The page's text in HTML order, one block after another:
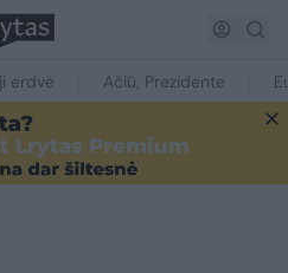
erdvė Ačiū, Prezidente